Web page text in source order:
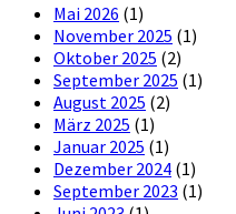
Mai 2026 (1)
November 2025 (1)
Oktober 2025 (2)
September 2025 (1)
August 2025 (2)
März 2025 (1)
Januar 2025 (1)
Dezember 2024 (1)
September 2023 (1)